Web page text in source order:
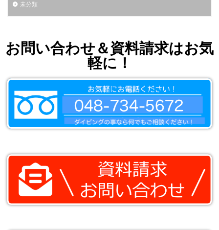
未分類
お問い合わせ＆資料請求はお気
軽に！